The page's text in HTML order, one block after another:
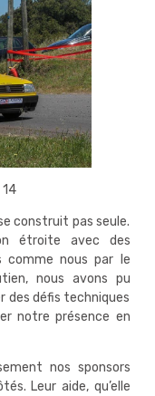
construit pas seule.
étroite avec des
comme nous par le
nous avons pu
des défis techniques
notre présence en
nos sponsors
Leur aide, qu’elle